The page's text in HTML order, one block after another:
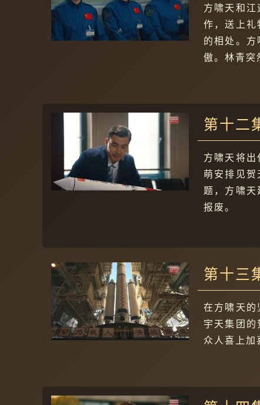
方啸天和
作，送上
的相处。
傲。林青突
第十二
方啸天将
萌安排见
题，方啸
报废。
第十三
在方啸天
宇天集团
众人喜上加